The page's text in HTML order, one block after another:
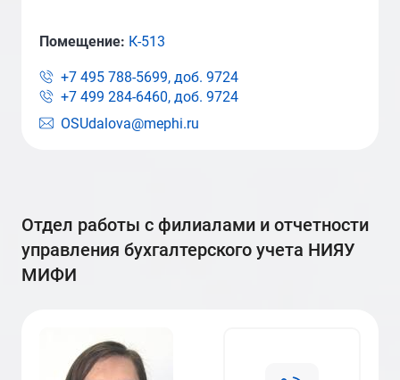
OSUdalova@mephi.ru
Помещение: К-513
+7 495 788-5699, доб. 9724
+7 499 284-6460, доб. 9724
отдел работы с филиалами и отчетности
управления бухгалтерского учета НИЯУ
МИФИ